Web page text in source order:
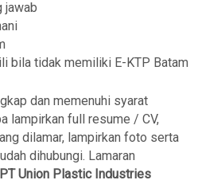
jawab
bila tidak memiliki E-KTP Batam
dan memenuhi syarat
lampirkan full resume / CV,
dilamar, lampirkan foto serta
dihubungi. Lamaran
PT Union Plastic Industries